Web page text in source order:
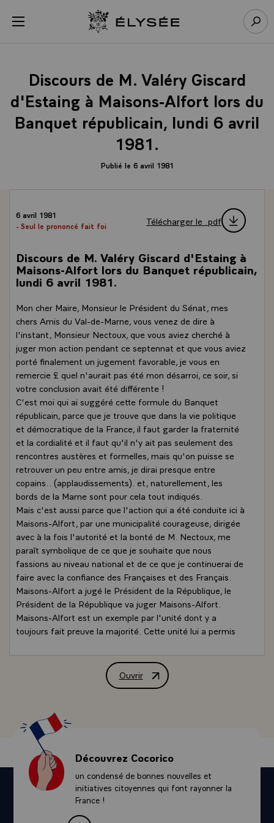
menu Retour à l’accueil Élysée
Discours de M. Valéry Giscard
d'Estaing à Maisons-Alfort lors du
Banquet républicain, lundi 6 avril
1981.
Publié le 6 avril 1981
6 avril 1981
- Seul le prononcé fait foi
Télécharger le .pdf
Discours de M. Valéry Giscard d'Estaing à
Maisons-Alfort lors du Banquet républicain,
lundi 6 avril 1981.
Mon cher Maire, Monsieur le Président du Sénat, mes
chers Amis du Val-de-Marne, vous venez de dire à
l'instant, Monsieur Nectoux, que vous aviez cherché à
juger mon action pendant ce septennat et que vous aviez
porté finalement un jugement favorable, je vous en
remercie £ quel n'aurait pas été mon désarroi, ce soir, si
votre conclusion avait été différente !
C'est moi qui ai suggéré cette formule du Banquet
républicain, parce que je trouve que dans la vie politique
et démocratique de la France, il faut garder la fraternité
et la cordialité et il faut qu'il n'y ait pas seulement des
rencontres austères et formelles, mais qu'on puisse se
retrouver un peu entre amis, je dirai presque entre
copains.. (applaudissements). et, naturellement, les
bords de la Marne sont pour cela tout indiqués.
Mais c'est aussi parce que l'action qui a été conduite ici à
Maisons-Alfort, par une municipalité courageuse, dirigée
avec à la fois l'autorité et la bonté de M. Nectoux, me
paraît symbolique de ce que je souhaite que nous
fassions au niveau national et de ce que je continuerai de
faire avec la confiance des Françaises et des Français.
Maisons-Alfort a jugé le Président de la République, le
Président de la République va juger Maisons-Alfort.
Maisons-Alfort est un exemple par l'unité dont y a
toujours fait preuve la majorité. Cette unité lui a permis
dans un département particulièrement difficile, et je
souhaite que le succès de Maisons-Alfort soit suivi par
Maisons-Alfort est aussi un exemple pour la générosité
de sa politique sociale en faveur de la jeunesse, en faveur
de l'éducation et en faveur des personnes âgées. La
commune y verse, on l'a rappelé, un complément de
ressources aux personnes âgées, 870 F au total, qui
s'ajoute au minimum vieillesse versé par l'État et bien
des municipalités pourraient d'inspirer de telles
préoccupations sociales.
Maisons-Alfort offre enfin pour les contribuables
Ouvrir
Discours de M. Valéry Giscard
Découvrez Cocorico
un condensé de bonnes nouvelles et
initiatives citoyennes qui font rayonner la
France !
Panneau de gestion des cookies